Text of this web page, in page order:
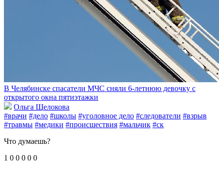
В Челябинске спасатели МЧС сняли 6-летнюю девочку с
открытого окна пятиэтажки
Ольга Щелокова
#врачи #дело #школы #уголовное дело #следователи #взрыв
#травмы #медики #происшествия #мальчик #ск
Что думаешь?
1 0 0 0 0 0